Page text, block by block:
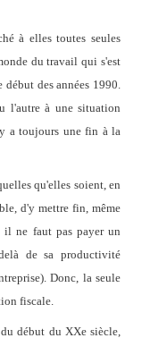
à elles toutes seules
du travail qui s'est
des années 1990.
l'autre à une situation
a toujours une fin à la
qu'elles soient, en
d'y mettre fin, même
il ne faut pas payer un
de sa productivité
Donc, la seule
fiscale.
début du XXe siècle,